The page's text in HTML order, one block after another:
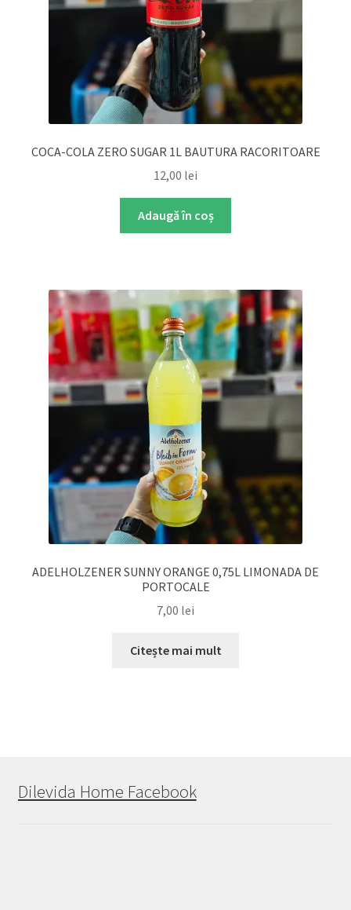
COCA-COLA ZERO SUGAR 1L BAUTURA RACORITOARE
12,00 lei
Adaugă în coș
ADELHOLZENER SUNNY ORANGE 0,75L LIMONADA DE
PORTOCALE
7,00 lei
Citește mai mult
Dilevida Home Facebook